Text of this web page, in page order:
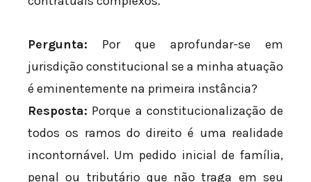
Pergunta: Por que aprofundar-se em
jurisdição constitucional se a minha atuação
é eminentemente na primeira instância?
Resposta: Porque a constitucionalização de
todos os ramos do direito é uma realidade
incontornável. Um pedido inicial de família,
penal ou tributário que não traga em seu